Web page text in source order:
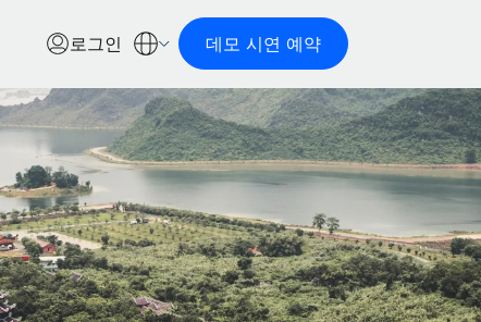
로그인 데모 시연 예약